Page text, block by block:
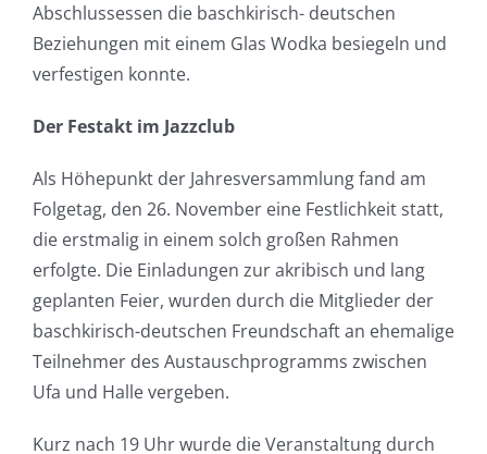
Abschlussessen die baschkirisch- deutschen
Beziehungen mit einem Glas Wodka besiegeln und
verfestigen konnte.
Der Festakt im Jazzclub
Als Höhepunkt der Jahresversammlung fand am
Folgetag, den 26. November eine Festlichkeit statt,
die erstmalig in einem solch großen Rahmen
erfolgte. Die Einladungen zur akribisch und lang
geplanten Feier, wurden durch die Mitglieder der
baschkirisch-deutschen Freundschaft an ehemalige
Teilnehmer des Austauschprogramms zwischen
Ufa und Halle vergeben.
Kurz nach 19 Uhr wurde die Veranstaltung durch